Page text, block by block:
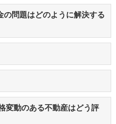
の問題はどのように解決する
変動のある不動産はどう評